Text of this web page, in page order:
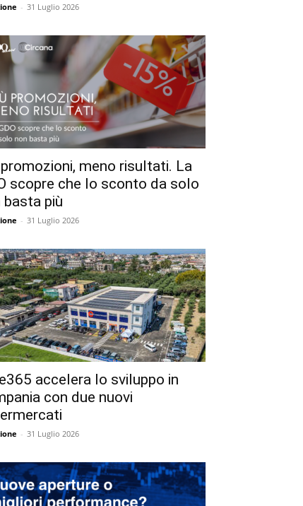
- 31 Luglio 2026
meno risultati. La
scopre che lo sconto da solo
basta più
- 31 Luglio 2026
accelera lo sviluppo in
con due nuovi
- 31 Luglio 2026